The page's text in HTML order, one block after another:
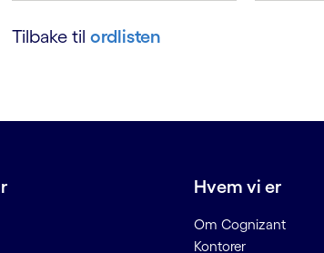
Tilbake til ordlisten
Hvem vi er
Om Cognizant
Kontorer